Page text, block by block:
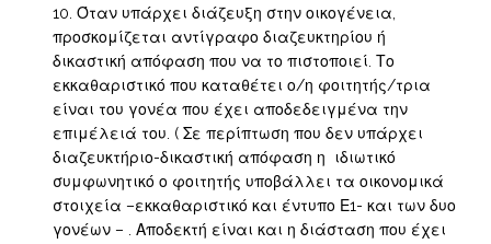
Όταν υπάρχει διάζευξη στην οικογένεια,
προσκομίζεται αντίγραφο διαζευκτηρίου ή
δικαστική απόφαση που να το πιστοποιεί. Το
εκκαθαριστικό που καταθέτει ο/η φοιτητής/τρια
είναι του γονέα που έχει αποδεδειγμένα την
επιμέλειά του. ( Σε περίπτωση που δεν υπάρχει
διαζευκτήριο-δικαστική απόφαση η ιδιωτικό
συμφωνητικό ο φοιτητής υποβάλλει τα οικονομικά
στοιχεία –εκκαθαριστικό και έντυπο Ε1- και των δυο
γονέων – . Αποδεκτή είναι και η διάσταση που έχει